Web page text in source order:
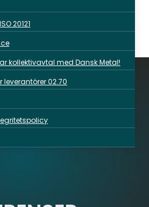
20121
kollektivavtal med Dansk Metal!
leverantörer 02.70